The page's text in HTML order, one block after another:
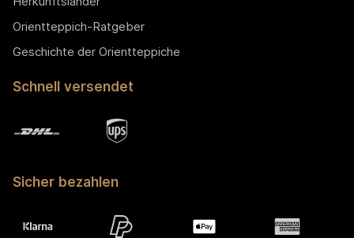
Orientteppich-Ratgeber
Geschichte der Orientteppiche
Schnell versendet
Sicher bezahlen